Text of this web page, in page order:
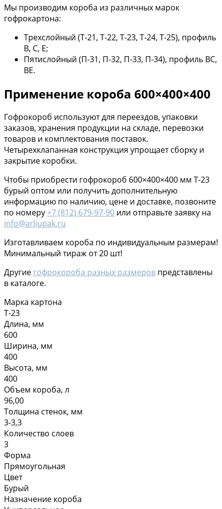
Мы производим короба из различных марок
гофрокартона:
Трехслойный (Т-21, Т-22, Т-23, Т-24, Т-25), профиль
В, С, Е;
Пятислойный (П-31, П-32, П-33, П-34), профиль ВС,
ВЕ.
Применение короба 600×400×400
Гофрокороб используют для переездов, упаковки
заказов, хранения продукции на складе, перевозки
товаров и комплектования поставок.
Четырехклапанная конструкция упрощает сборку и
закрытие коробки.
Чтобы приобрести гофрокороб 600×400×400 мм Т-23
бурый оптом или получить дополнительную
информацию по наличию, цене и доставке, позвоните
по номеру +7 (812) 679-97-90 или отправьте заявку на
info@arliupak.ru
Изготавливаем короба по индивидуальным размерам!
Минимальный тираж от 20 шт!
Другие гофрокороба разных размеров представлены
в каталоге.
Марка картона
Т-23
Длина, мм
600
Ширина, мм
400
Высота, мм
400
Объем короба, л
96,00
Толщина стенок, мм
3-3,3
Количество слоев
3
Форма
Прямоугольная
Цвет
Бурый
Назначение короба